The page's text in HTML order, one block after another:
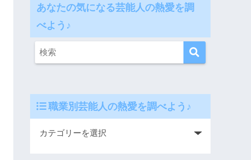
あなたの気になる芸能人の熱愛を調
べよう♪
職業別芸能人の熱愛を調べよう♪